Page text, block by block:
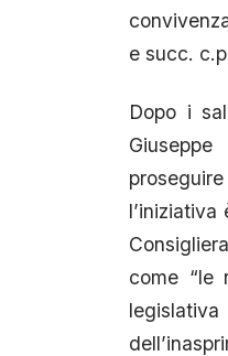
e succ.
Dopo i
come “le